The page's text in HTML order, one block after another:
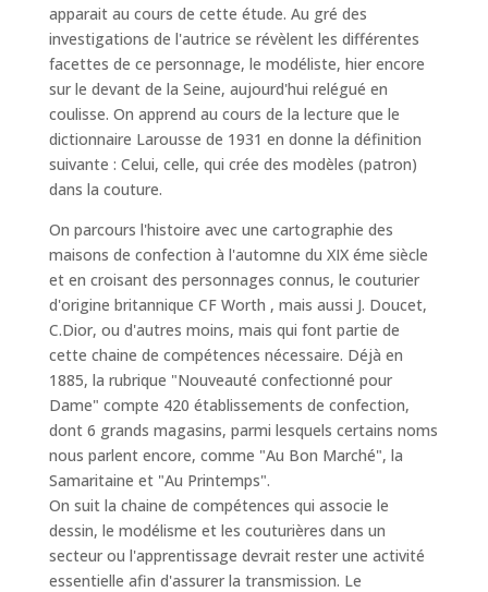
apparait au cours de cette étude. Au gré des
investigations de l'autrice se révèlent les différentes
facettes de ce personnage, le modéliste, hier encore
sur le devant de la Seine, aujourd'hui relégué en
coulisse. On apprend au cours de la lecture que le
dictionnaire Larousse de 1931 en donne la définition
suivante : Celui, celle, qui crée des modèles (patron)
dans la couture.
On parcours l'histoire avec une cartographie des
maisons de confection à l'automne du XIX éme siècle
et en croisant des personnages connus, le couturier
d'origine britannique CF Worth , mais aussi J. Doucet,
C.Dior, ou d'autres moins, mais qui font partie de
cette chaine de compétences nécessaire. Déjà en
1885, la rubrique "Nouveauté confectionné pour
Dame" compte 420 établissements de confection,
dont 6 grands magasins, parmi lesquels certains noms
nous parlent encore, comme "Au Bon Marché", la
Samaritaine et "Au Printemps".
On suit la chaine de compétences qui associe le
dessin, le modélisme et les couturières dans un
secteur ou l'apprentissage devrait rester une activité
essentielle afin d'assurer la transmission. Le